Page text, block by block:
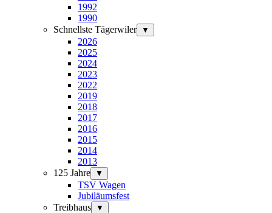
1992
1990
Schnellste Tägerwiler
▼
2026
2025
2024
2023
2022
2019
2018
2017
2016
2015
2014
2013
125 Jahre
▼
TSV Wagen
Jubiläumsfest
Treibhaus
▼